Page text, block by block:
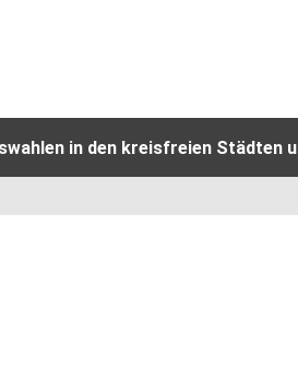
in den kreisfreien Städten